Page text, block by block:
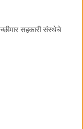
सहकारी संस्थेचे